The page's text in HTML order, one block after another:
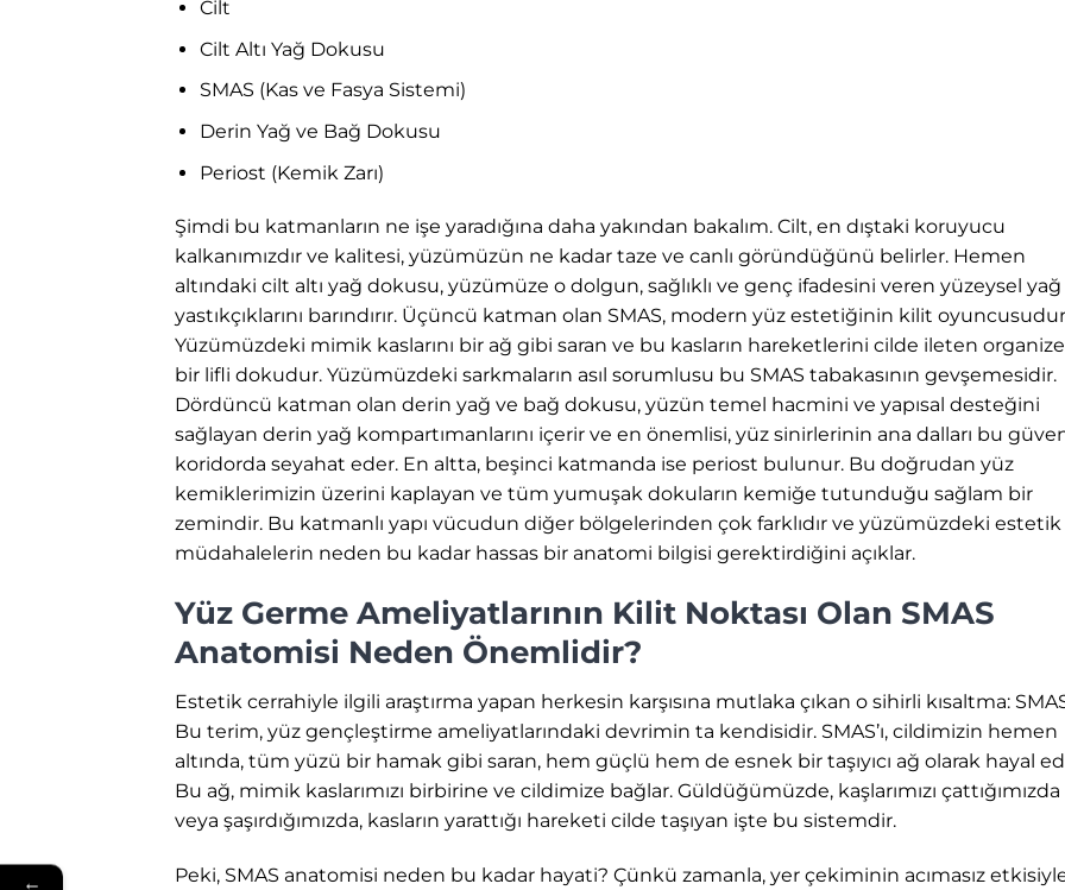
Cilt
Cilt Altı Yağ Dokusu
SMAS (Kas ve Fasya Sistemi)
Derin Yağ ve Bağ Dokusu
Periost (Kemik Zarı)
Şimdi bu katmanların ne işe yaradığına daha yakından bakalım. Cilt, en dıştaki koruyucu
kalkanımızdır ve kalitesi, yüzümüzün ne kadar taze ve canlı göründüğünü belirler. Hemen
altındaki cilt altı yağ dokusu, yüzümüze o dolgun, sağlıklı ve genç ifadesini veren yüzeysel yağ
yastıkçıklarını barındırır. Üçüncü katman olan SMAS, modern yüz estetiğinin kilit
Yüzümüzdeki mimik kaslarını bir ağ gibi saran ve bu kasların hareketlerini cilde ileten organize
bir lifli dokudur. Yüzümüzdeki sarkmaların asıl sorumlusu bu SMAS tabakasının gevşemesidir.
Dördüncü katman olan derin yağ ve bağ dokusu, yüzün temel hacmini ve yapısal desteğini
sağlayan derin yağ kompartımanlarını içerir ve en önemlisi, yüz sinirlerinin ana dalları bu
koridorda seyahat eder. En altta, beşinci katmanda ise periost bulunur. Bu doğrudan yüz
kemiklerimizin üzerini kaplayan ve tüm yumuşak dokuların kemiğe tutunduğu sağlam bir
zemindir. Bu katmanlı yapı vücudun diğer bölgelerinden çok farklıdır ve yüzümüzdeki estetik
müdahalelerin neden bu kadar hassas bir anatomi bilgisi gerektirdiğini açıklar.
Yüz Germe Ameliyatlarının Kilit Noktası Olan SMAS
Anatomisi Neden Önemlidir?
Estetik cerrahiyle ilgili araştırma yapan herkesin karşısına mutlaka çıkan o sihirli kısaltma:
Bu terim, yüz gençleştirme ameliyatlarındaki devrimin ta kendisidir. SMAS’ı, cildimizin hemen
altında, tüm yüzü bir hamak gibi saran, hem güçlü hem de esnek bir taşıyıcı ağ olarak hayal
Bu ağ, mimik kaslarımızı birbirine ve cildimize bağlar. Güldüğümüzde, kaşlarımızı çattığımızda
veya şaşırdığımızda, kasların yarattığı hareketi cilde taşıyan işte bu sistemdir.
Peki, SMAS anatomisi neden bu kadar hayati? Çünkü zamanla, yer çekiminin acımasız
←